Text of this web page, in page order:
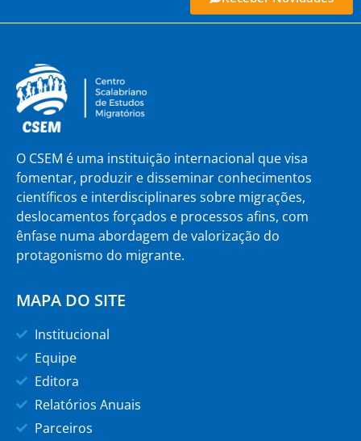
O CSEM é uma instituição internacional que visa
fomentar, produzir e disseminar conhecimentos
científicos e interdisciplinares sobre migrações,
deslocamentos forçados e processos afins, com
ênfase numa abordagem de valorização do
protagonismo do migrante.
MAPA DO SITE
Institucional
Equipe
Editora
Relatórios Anuais
Parceiros